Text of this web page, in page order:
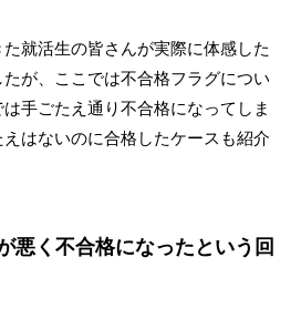
就活生の皆さんが実際に体感した
が、ここでは不合格フラグについ
手ごたえ通り不合格になってしま
はないのに合格したケースも紹介
悪く不合格になったという回